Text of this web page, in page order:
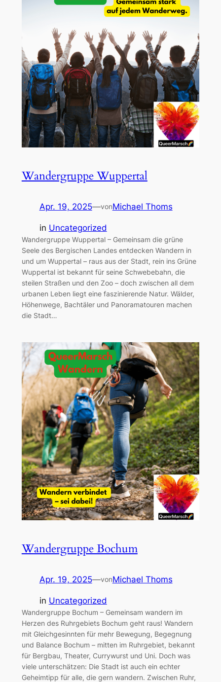
Wandergruppe Wuppertal
Apr. 19, 2025—vonMichael Thoms
in Uncategorized
Wandergruppe Wuppertal – Gemeinsam die grüne
Seele des Bergischen Landes entdecken Wandern in
und um Wuppertal – raus aus der Stadt, rein ins Grüne
Wuppertal ist bekannt für seine Schwebebahn, die
steilen Straßen und den Zoo – doch zwischen all dem
urbanen Leben liegt eine faszinierende Natur. Wälder,
Höhenwege, Bachtäler und Panoramatouren machen
die Stadt…
Wandergruppe Bochum
Apr. 19, 2025—vonMichael Thoms
in Uncategorized
Wandergruppe Bochum – Gemeinsam wandern im
Herzen des Ruhrgebiets Bochum geht raus! Wandern
mit Gleichgesinnten für mehr Bewegung, Begegnung
und Balance Bochum – mitten im Ruhrgebiet, bekannt
für Bergbau, Theater, Currywurst und Uni. Doch was
viele unterschätzen: Die Stadt ist auch ein echter
Geheimtipp für alle, die gern wandern. Zwischen Ruhr,